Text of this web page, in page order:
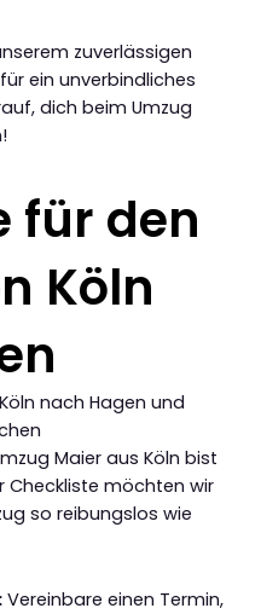
zuverlässigen
ein unverbindliches
dich beim Umzug
für den
Köln
nach Hagen und
Maier aus Köln bist
Checkliste möchten wir
so reibungslos wie
Vereinbare einen Termin,